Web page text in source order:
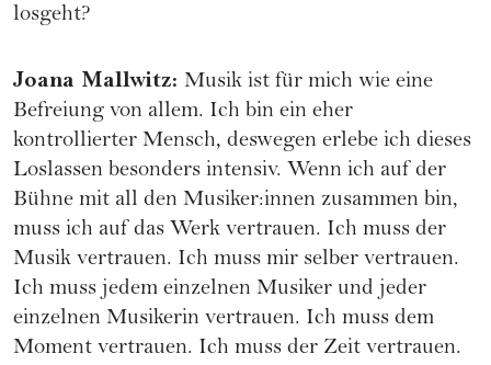
losgeht?
Joana Mallwitz: Musik ist für mich wie eine
Befreiung von allem. Ich bin ein eher
kontrollierter Mensch, deswegen erlebe ich dieses
Loslassen besonders intensiv. Wenn ich auf der
Bühne mit all den Musiker:innen zusammen bin,
muss ich auf das Werk vertrauen. Ich muss der
Musik vertrauen. Ich muss mir selber vertrauen.
Ich muss jedem einzelnen Musiker und jeder
einzelnen Musikerin vertrauen. Ich muss dem
Moment vertrauen. Ich muss der Zeit vertrauen.